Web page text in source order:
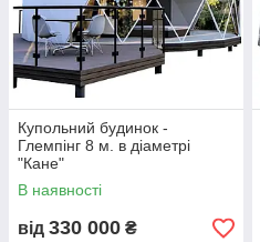
Купольний будинок -
Глемпінг 8 м. в діаметрі
"Кане"
В наявності
від 330 000 ₴